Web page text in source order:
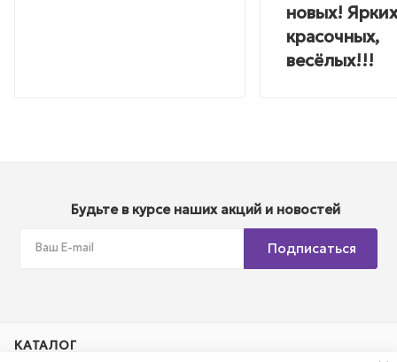
новых!
красочных,
весёлых!!!
Будьте в курсе наших акций и новостей
Подписаться
КАТАЛОГ